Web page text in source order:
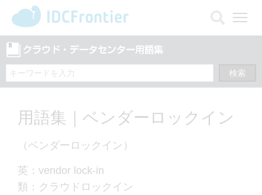
メ
を
開
用語集｜ベンダーロックイン
（ベンダーロックイン）
英：vendor lock-in
類：クラウドロックイン